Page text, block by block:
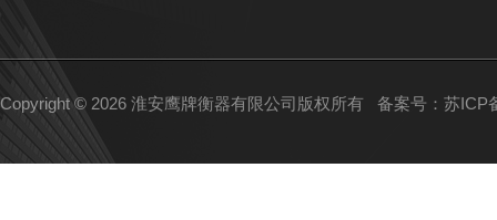
Copyright © 2026 淮安鹰牌衡器有限公司版权所有 备案号：苏ICP